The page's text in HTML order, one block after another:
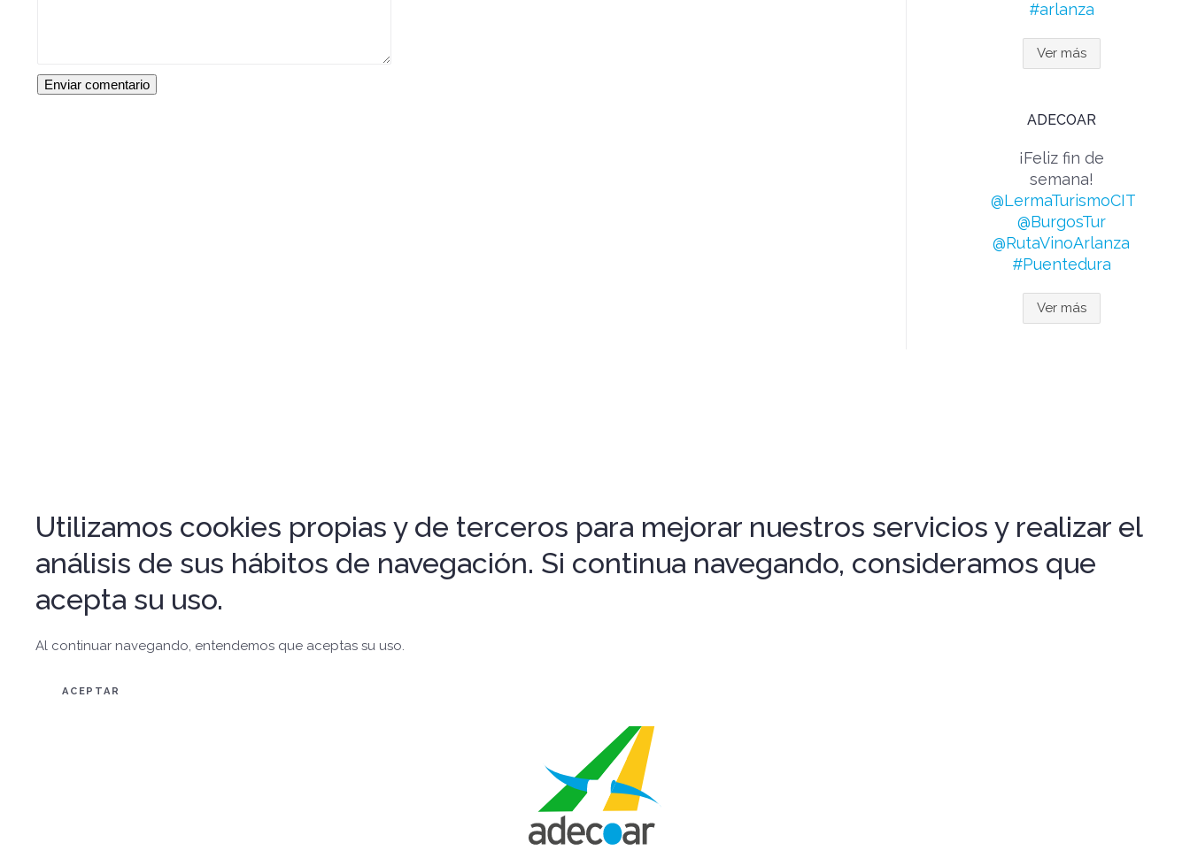
#arlanza
Ver más
ADECOAR
¡Feliz fin de
semana!
@LermaTurismoCIT
@BurgosTur
@RutaVinoArlanza
#Puentedura
Ver más
Utilizamos cookies propias y de terceros para mejorar nuestros servicios y realizar el
análisis de sus hábitos de navegación. Si continua navegando, consideramos que
acepta su uso.
Al continuar navegando, entendemos que aceptas su uso.
ACEPTAR